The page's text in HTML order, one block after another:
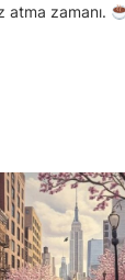
atma zamanı.